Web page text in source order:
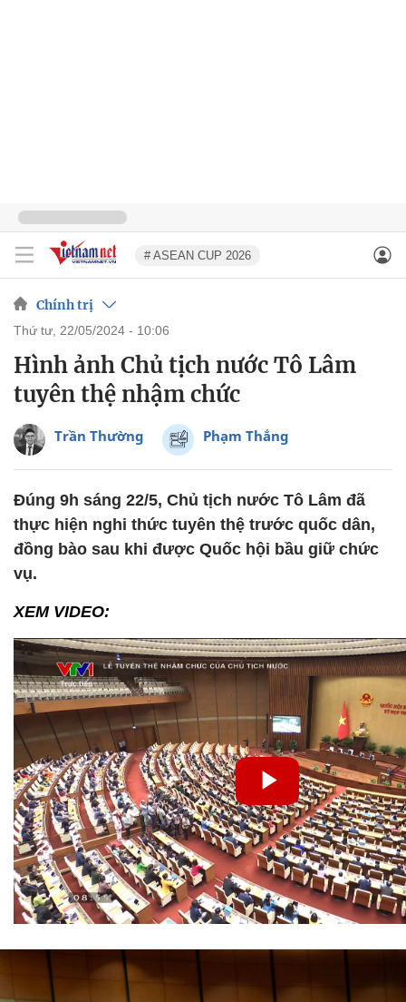
# ASEAN CUP 2026
Chính trị
thứ tư, 22/05/2024 - 10:06
Hình ảnh Chủ tịch nước Tô Lâm
tuyên thệ nhậm chức
Trần Thường Phạm Thắng
Đúng 9h sáng 22/5, Chủ tịch nước Tô Lâm đã
thực hiện nghi thức tuyên thệ trước quốc dân,
đồng bào sau khi được Quốc hội bầu giữ chức
vụ.
XEM VIDEO: